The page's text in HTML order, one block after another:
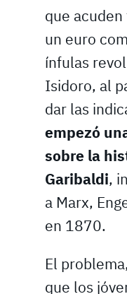
que
un euro
ínfulas
Isidoro, al
dar las
empezó
sobre la
Garibaldi,
a Marx,
en 1870.
El
que los